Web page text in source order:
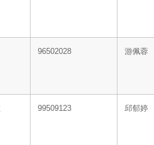
96502028 游佩蓉
99509123 邱郁婷